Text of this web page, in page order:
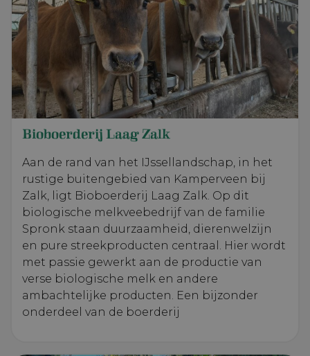
Bioboerderij Laag Zalk
Aan de rand van het IJssellandschap, in het
rustige buitengebied van Kamperveen bij
Zalk, ligt Bioboerderij Laag Zalk. Op dit
biologische melkveebedrijf van de familie
Spronk staan duurzaamheid, dierenwelzijn
en pure streekproducten centraal. Hier wordt
met passie gewerkt aan de productie van
verse biologische melk en andere
ambachtelijke producten. Een bijzonder
onderdeel van de boerderij